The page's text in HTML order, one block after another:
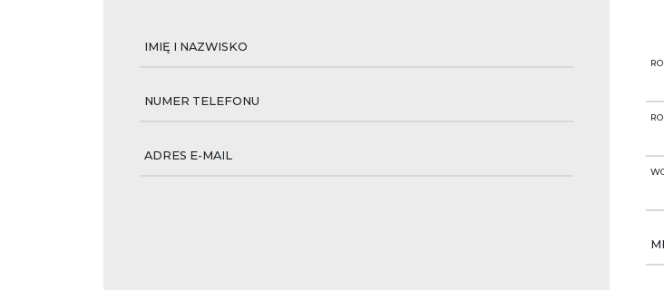
IMIĘ I NAZWISKO
NUMER TELEFONU
ADRES E-MAIL